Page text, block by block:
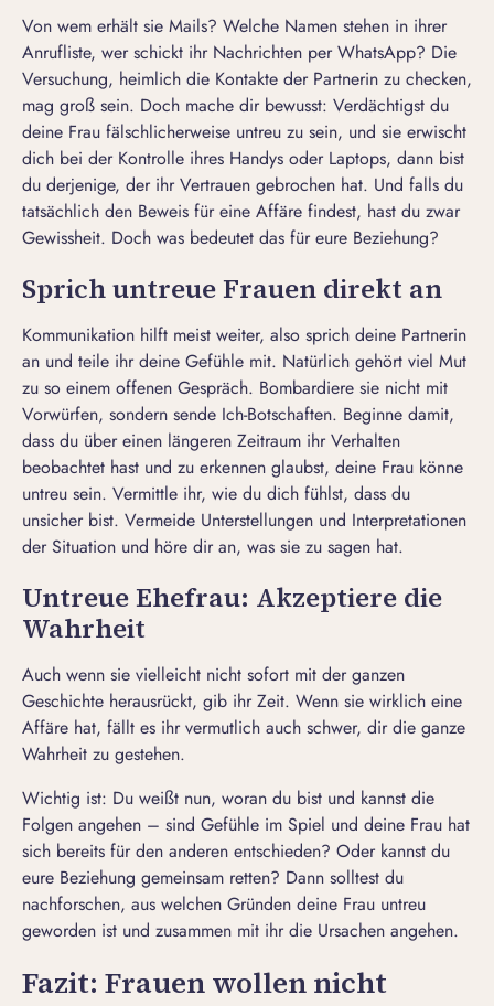
Von wem erhält sie Mails? Welche Namen stehen in ihrer
Anrufliste, wer schickt ihr Nachrichten per WhatsApp? Die
Versuchung, heimlich die Kontakte der Partnerin zu checken,
mag groß sein. Doch mache dir bewusst: Verdächtigst du
deine Frau fälschlicherweise untreu zu sein, und sie erwischt
dich bei der Kontrolle ihres Handys oder Laptops, dann bist
du derjenige, der ihr Vertrauen gebrochen hat. Und falls du
tatsächlich den Beweis für eine Affäre findest, hast du zwar
Gewissheit. Doch was bedeutet das für eure Beziehung?
Sprich untreue Frauen direkt an
Kommunikation hilft meist weiter, also sprich deine Partnerin
an und teile ihr deine Gefühle mit. Natürlich gehört viel Mut
zu so einem offenen Gespräch. Bombardiere sie nicht mit
Vorwürfen, sondern sende Ich-Botschaften. Beginne damit,
dass du über einen längeren Zeitraum ihr Verhalten
beobachtet hast und zu erkennen glaubst, deine Frau könne
untreu sein. Vermittle ihr, wie du dich fühlst, dass du
unsicher bist. Vermeide Unterstellungen und Interpretationen
der Situation und höre dir an, was sie zu sagen hat.
Untreue Ehefrau: Akzeptiere die
Wahrheit
Auch wenn sie vielleicht nicht sofort mit der ganzen
Geschichte herausrückt, gib ihr Zeit. Wenn sie wirklich eine
Affäre hat, fällt es ihr vermutlich auch schwer, dir die ganze
Wahrheit zu gestehen.
Wichtig ist: Du weißt nun, woran du bist und kannst die
Folgen angehen – sind Gefühle im Spiel und deine Frau hat
sich bereits für den anderen entschieden? Oder kannst du
eure Beziehung gemeinsam retten? Dann solltest du
nachforschen, aus welchen Gründen deine Frau untreu
geworden ist und zusammen mit ihr die Ursachen angehen.
Fazit: Frauen wollen nicht